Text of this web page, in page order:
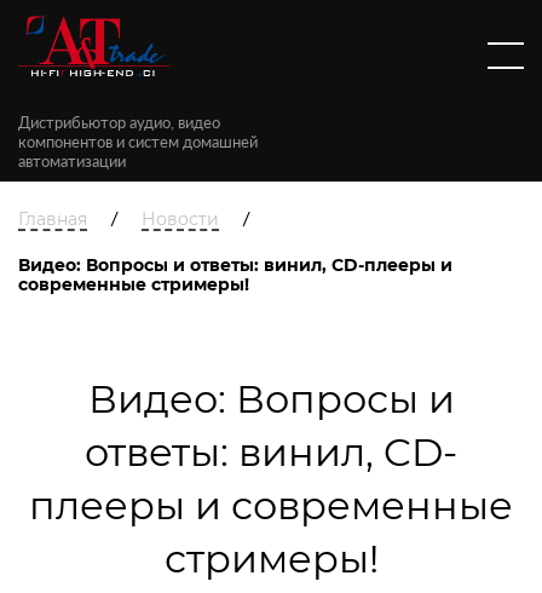
Дистрибьютор аудио, видео
компонентов и систем домашней
автоматизации
Главная / Новости /
Видео: Вопросы и ответы: винил, CD-плееры и
современные стримеры!
Видео: Вопросы и
ответы: винил, CD-
плееры и современные
стримеры!